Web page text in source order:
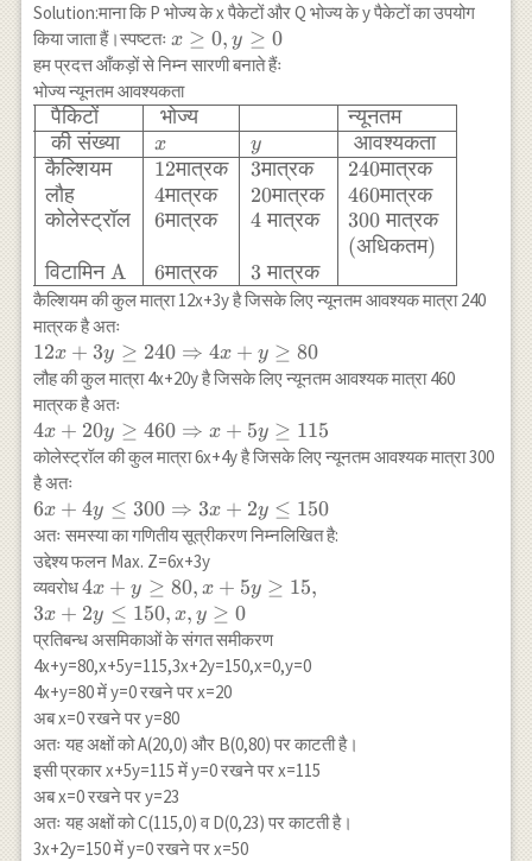
Solution:माना कि P भोज्य के x पैकेटों और Q भोज्य के y पैकेटों का उपयोग
किया जाता हैं।स्पष्टतः x
\geq
0, y
\geq
0
x ≥ 0, y ≥ 0
हम प्रदत्त आँकड़ों से निम्न सारणी बनाते हैंः
भोज्य न्यूनतम आवश्यकता
\begin{array}
{|l|l|l|l|} \hline
\text{ पैकिटों } &
\text{ भोज्य } & &
\text{न्यूनतम } \\
संख्या} & x & y &
\text{ आवश्यकता }
\\ \hline
\text{कैल्शियम} &
12 \text{मात्रक} &
3 \text{मात्रक} &
240 \text{मात्रक}
\\ \text{लौह} & 4
\text{मात्रक} & 20
\text{मात्रक} &
460 \text{मात्रक}
\\
\text{कोलेस्ट्रॉल} &
6 \text{मात्रक} & 4
\text { मात्रक } &
300 \text { मात्रक }
\\ & & &
\text{(अधिकतम)}\\
\text{विटामिन A} &
6 \text{मात्रक} & 3
\text { मात्रक } &
\\ \hline
\end{array}
पैकिटों
की संख्या
कैल्शियम
लौह
कोलेस्ट्रॉल
विटामिनA
भोज्य
x
12मात्रक
4मात्रक
6मात्रक
6मात्रक
y
3मात्रक
20मात्रक
4 मात्रक
3 मात्रक
न्यूनतम
आवश्यकता
240मात्रक
460मात्रक
300 मात्रक
(अधिकतम)
कैल्शियम की कुल मात्रा 12x+3y है जिसके लिए न्यूनतम आवश्यक मात्रा 240
मात्रक है अतः
12x+3y
\geq 240
\Rightarrow
4x+y \geq
80
12x + 3y ≥ 240 ⇒ 4x + y ≥ 80
लौह की कुल मात्रा 4x+20y है जिसके लिए न्यूनतम आवश्यक मात्रा 460
मात्रक है अतः
4x+20 y
\geq 460
\Rightarrow
x+5 y \geq
115
4x + 20y ≥ 460 ⇒ x + 5y ≥ 115
कोलेस्ट्रॉल की कुल मात्रा 6x+4y है जिसके लिए न्यूनतम आवश्यक मात्रा 300
है अतः
6 x+4 y
\leq 300
\Rightarrow
3 x+2 y
\leq 150
6x + 4y ≤ 300 ⇒ 3x + 2y ≤ 150
अतः समस्या का गणितीय सूत्रीकरण निम्नलिखित है:
उद्देश्य फलन Max. Z=6x+3y
व्यवरोध4x+y
\geq
80,
x+5y
\geq
15 , \\
3x+2y
\leq
150, x,
y \geq
0
4x + y ≥ 80, x + 5y ≥ 15,
3x + 2y ≤ 150, x, y ≥ 0
प्रतिबन्ध असमिकाओं के संगत समीकरण
4x+y=80,x+5y=115,3x+2y=150,x=0,y=0
4x+y=80 में y=0 रखने पर x=20
अब x=0 रखने पर y=80
अतः यह अक्षों को A(20,0) और B(0,80) पर काटती है।
इसी प्रकार x+5y=115 में y=0 रखने पर x=115
अब x=0 रखने पर y=23
अतः यह अक्षों को C(115,0) व D(0,23) पर काटती है।
3x+2y=150 में y=0 रखने पर x=50